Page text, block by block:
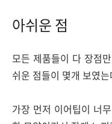
아쉬운 점
모든 제품들이 다 장점
쉬운 점들이 몇개 보였
가장 먼저 이어팁이 너